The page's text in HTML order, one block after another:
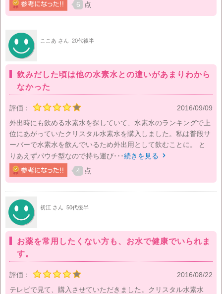
6 点
ここあ さん 20代後半
飲みだした頃は他の水素水との違いがあまりわから
なかった
評価：
2016/09/09
外出時にも飲める水素水を探していて、水素水のランキングで上
位にあがっていたクリスタル水素水を購入しました。私は普段サ
ーバーで水素水を飲んでいるため外出用として飲むことに。 と
りあえずパウチ型なので持ち運び･･･続きを見る 
4 点
初江 さん 50代後半
お薬を常用したくない方も、お水で健康でいられま
す。
評価：
2016/08/22
テレビで見て、購入させていただきました。クリスタル水素水